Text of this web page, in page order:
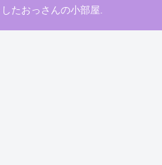
たおっさんの小部屋.